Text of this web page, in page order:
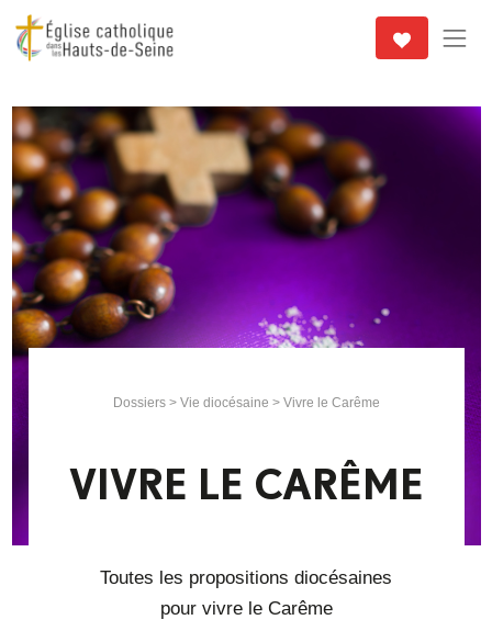
Dossiers> Vie diocésaine > Vivre le Carême
VIVRE LE CARÊME
Toutes les propositions diocésaines
pour vivre le Carême